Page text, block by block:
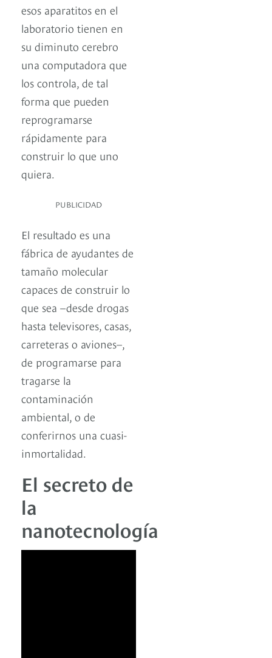
esos aparatitos en el
laboratorio tienen en
su diminuto cerebro
una computadora que
los controla, de tal
forma que pueden
reprogramarse
rápidamente para
construir lo que uno
quiera.
PUBLICIDAD
El resultado es una
fábrica de ayudantes de
tamaño molecular
capaces de construir lo
que sea –desde drogas
hasta televisores, casas,
carreteras o aviones–,
de programarse para
tragarse la
contaminación
ambiental, o de
conferirnos una cuasi-
inmortalidad.
El secreto de
la
nanotecnología